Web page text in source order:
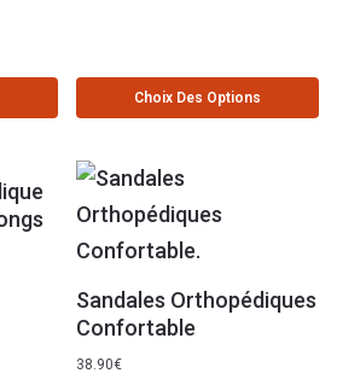
Choix Des Options
Sandales Orthopédiques
Confortable
38.90€